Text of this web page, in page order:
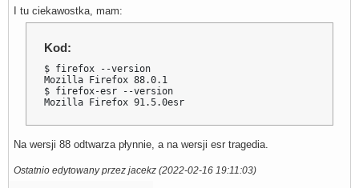
I tu ciekawostka, mam:
Kod:
$ firefox --version
Mozilla Firefox 88.0.1
$ firefox-esr --version
Mozilla Firefox 91.5.0esr
Na wersji 88 odtwarza płynnie, a na wersji esr tragedia.
Ostatnio edytowany przez jacekz (2022-02-16 19:11:03)